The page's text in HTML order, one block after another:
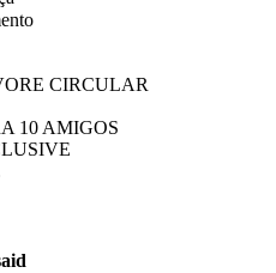
CIRCULAR
10 AMIGOS